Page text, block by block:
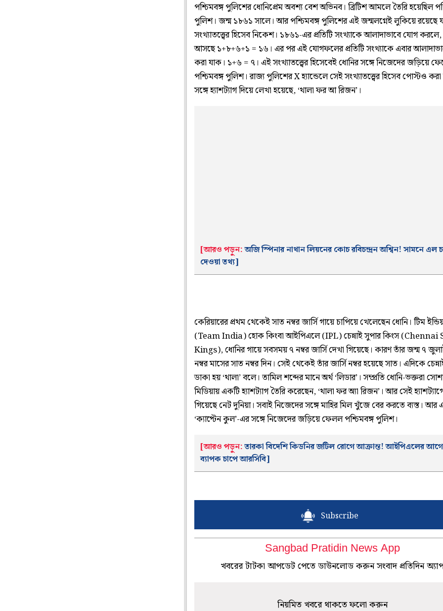
পশ্চিমবঙ্গ পুলিশের ধোনিপ্রেম অবশ্য বেশ অভিনব। ব্রিটিশ আমলে তৈরি হয়েছিল
পুলিশ। জন্ম ১৮৬১ সালে। আর পশ্চিমবঙ্গ পুলিশের এই জন্মলগ্নেই লুকিয়ে রয়েছে
সংখ্যাতত্ত্বের হিসেব নিকেশ। ১৮৬১-এর প্রতিটি সংখ্যাকে আলাদাভাবে যোগ
আসছে ১+৮+৬+১ = ১৬। এর পর এই যোগফলের প্রতিটি সংখ্যাকে এবার
করা যাক। ১+৬ = ৭। এই সংখ্যাতত্ত্বের হিসেবেই ধোনির সঙ্গে নিজেদের জড়িয়ে
পশ্চিমবঙ্গ পুলিশ। রাজ্য পুলিশের X হ্যান্ডেলে সেই সংখ্যাতত্ত্বের হিসেব পোস্টও
সঙ্গে হ্যাশট্যাগ দিয়ে লেখা হয়েছে, ‘থালা ফর আ রিজন’।
[আরও পড়ুন:অজি স্পিনার নাথান লিয়নের কোচ রবিচন্দ্রন অশ্বিন! সামনে এল
দেওয়া তথ্য]
কেরিয়ারের প্রথম থেকেই সাত নম্বর জার্সি গায়ে চাপিয়ে খেলেছেন ধোনি। টিম
(Team India) হোক কিংবা আইপিএলে (IPL) চেন্নাই সুপার কিংস
Kings), ধোনির গায়ে সবসময় ৭ নম্বর জার্সি দেখা গিয়েছে। কারণ তাঁর জন্ম ৭
নম্বর মাসের সাত নম্বর দিন। সেই থেকেই তাঁর জার্সি নম্বর হয়েছে সাত। এদিকে
ডাকা হয় ‘থালা’ বলে। তামিল শব্দের মানে অর্থ ‘লিডার’। সম্প্রতি ধোনি-ভক্তরা
মিডিয়ায় একটি হ্যাশট্যাগ তৈরি করেছেন, ‘থালা ফর অ্যা রিজন’। আর সেই
গিয়েছে নেট দুনিয়া। সবাই নিজেদের সঙ্গে মাহির মিল খুঁজে বের করতে ব্যস্ত। আর
‘ক্যাপ্টেন কুল’-এর সঙ্গে নিজেদের জড়িয়ে ফেলল পশ্চিমবঙ্গ পুলিশ।
[আরও পড়ুন:তারকা বিদেশি কিডনির জটিল রোগে আক্রান্ত! আইপিএলের আগে
ব্যাপক চাপে আরসিবি]
Subscribe
Sangbad Pratidin News App
খবরের টাটকা আপডেট পেতে ডাউনলোড করুন সংবাদ প্রতিদিন
নিয়মিত খবরে থাকতে ফলো করুন